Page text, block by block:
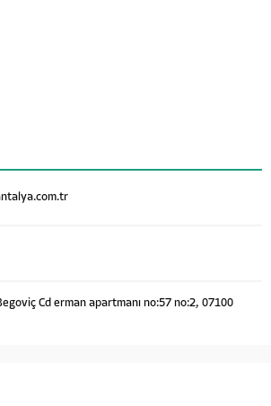
Cd erman apartmanı no:57 no:2, 07100